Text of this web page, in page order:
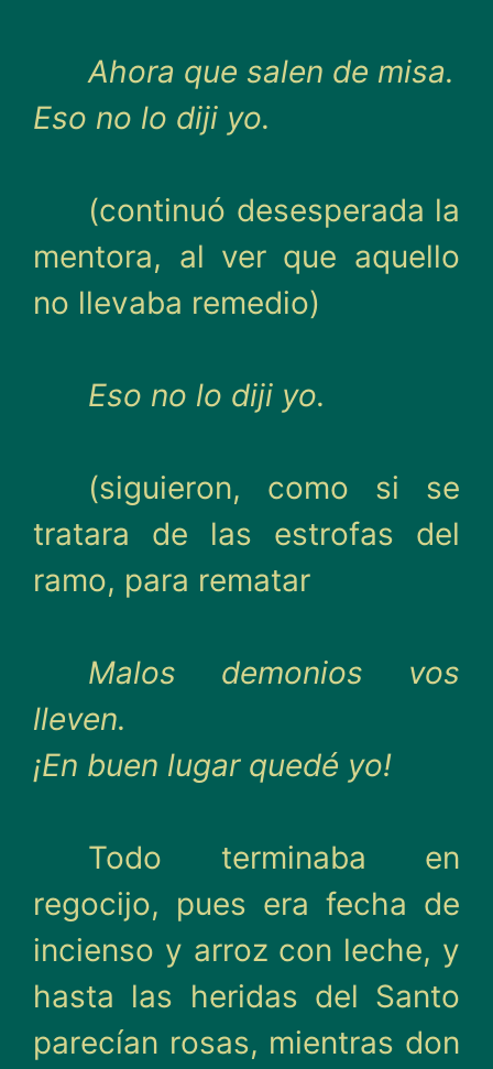
Ahora que salen de misa.
Eso no lo diji yo.
(continuó desesperada la
mentora, al ver que aquello
no llevaba remedio)
Eso no lo diji yo.
(siguieron, como si se
trata­ra de las estrofas del
ramo, para rematar
Malos demonios vos
lleven.
¡En buen lugar quedé yo!
Todo terminaba en
regocijo, pues era fecha de
incienso y arroz con leche, y
hasta las heridas del Santo
parecían rosas, mientras don